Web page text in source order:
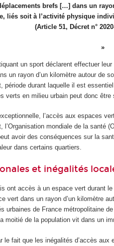
brefs […] dans un
liés soit à l’activité physique
(Article 51, Décret n°
un sport déclarent effectuer leur
un rayon d’un kilomètre autour
période durant laquelle il est
verts en milieu urbain peut donc être
l’accès aux espaces
l’Organisation mondiale de la santé
avoir des conséquences sur la
dans certains quartiers.
et inégalités
ont accès à un espace vert durant
vert dans un rayon d’un kilomètre
urbaines de France métropolitaine
moitié de la population vit dans un
le fait que les inégalités d’accès